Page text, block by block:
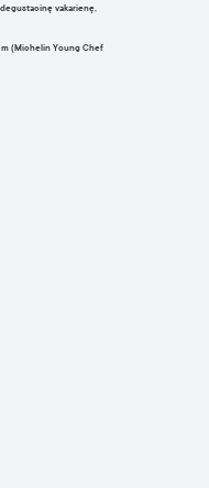
vakarienę,
(Michelin Young Chef